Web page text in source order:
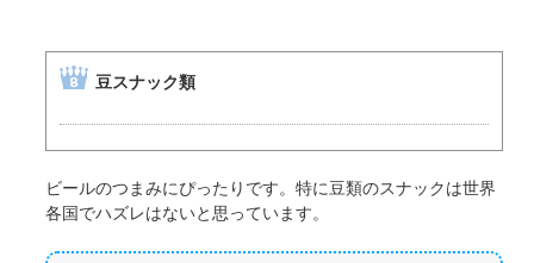
豆スナック類
ビールのつまみにぴったりです。特に豆類のスナックは世界
各国でハズレはないと思っています。